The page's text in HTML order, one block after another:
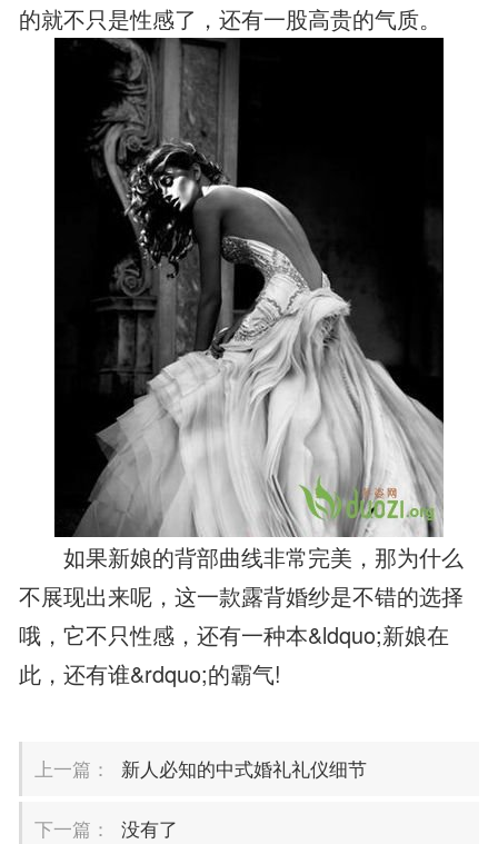
的就不只是性感了，还有一股高贵的气质。
如果新娘的背部曲线非常完美，那为什么
不展现出来呢，这一款露背婚纱是不错的选择
哦，它不只性感，还有一种本&ldquo;新娘在
此，还有谁&rdquo;的霸气!
上一篇： 新人必知的中式婚礼礼仪细节
下一篇： 没有了